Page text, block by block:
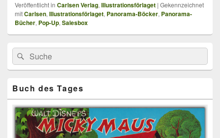
Veröffentlicht in Carlsen Verlag, Illustrationsförlaget | Gekennzeichnet
mitCarlsen, Illustrationsförlaget, Panorama-Böcker, Panorama-
Bücher, Pop-Up, Salesbox
Primärer
Seitenleisten
Widget-
Bereich
Search
for:
Suche
Buch des Tages